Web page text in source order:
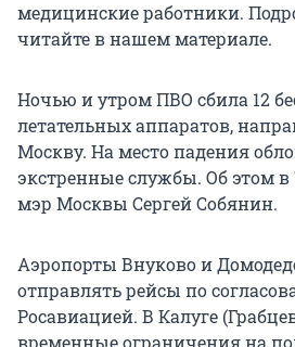
медицинские работники.
читайте в нашем материале.
Ночью и утром ПВО сбила 12
летательных аппаратов,
Москву. На место падения
экстренные службы. Об этом в
мэр Москвы Сергей Собянин.
Аэропорты Внуково и
отправлять рейсы по
Росавиацией. В Калуге
временные ограничения на